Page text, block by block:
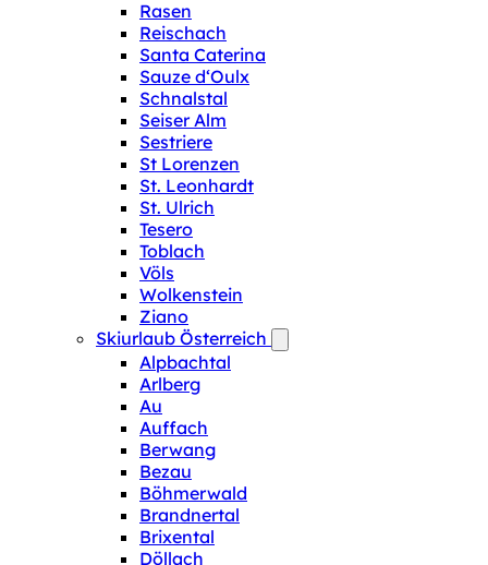
Rasen
Reischach
Santa Caterina
Sauze d‘Oulx
Schnalstal
Seiser Alm
Sestriere
St Lorenzen
St. Leonhardt
St. Ulrich
Tesero
Toblach
Völs
Wolkenstein
Ziano
Skiurlaub Österreich
Alpbachtal
Arlberg
Au
Auffach
Berwang
Bezau
Böhmerwald
Brandnertal
Brixental
Döllach